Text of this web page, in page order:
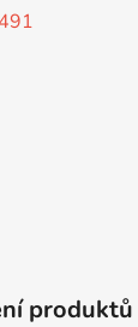
produktů